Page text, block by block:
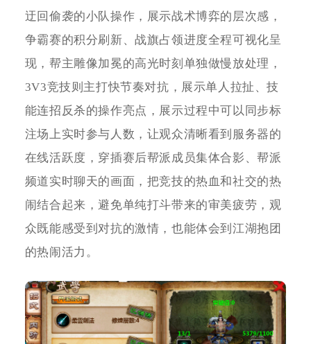
迂回偷袭的小队操作，展示战术博弈的层次感，
争霸赛的积分刷新、战旗占领进度全程可视化呈
现，帮主雕像加冕的高光时刻单独做慢放处理，
3V3竞技则主打快节奏对抗，展示单人拉扯、技
能连招反杀的操作亮点，展示过程中可以同步标
注场上实时参与人数，让观众清晰看到服务器的
在线活跃度，穿插赛后帮派成员集体合影、帮派
频道实时聊天的画面，把竞技的热血和社交的热
闹结合起来，避免单纯打斗带来的审美疲劳，观
众既能感受到对抗的激情，也能体会到江湖抱团
的热闹活力。